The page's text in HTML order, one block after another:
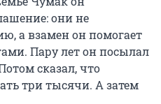
они не
а взамен он помогает
Пару лет он посылал
сказал, что
три тысячи. А затем